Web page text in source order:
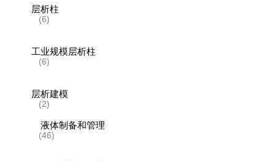
层析柱
(6)
工业规模层析柱
(6)
层析建模
(2)
液体制备和管理
(46)